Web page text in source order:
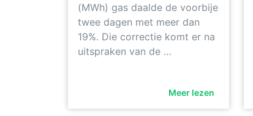
(MWh) gas daalde de voorbije
twee dagen met meer dan
19%. Die correctie komt er na
uitspraken van de …
Meer lezen